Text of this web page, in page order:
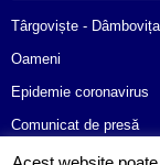
Târgoviște - Dâmbovița
Oameni
Epidemie coronavirus
Comunicat de presă
Afaceri